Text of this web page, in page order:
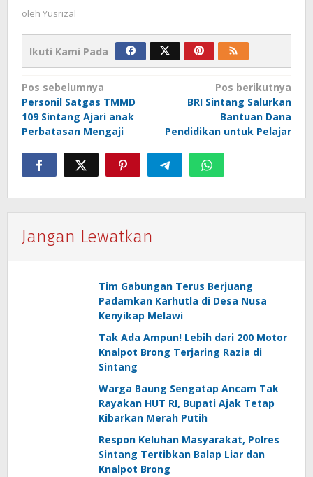
oleh Yusrizal
Ikuti Kami Pada
Navigasi
pos
Pos sebelumnya
Personil Satgas TMMD
109 Sintang Ajari anak
Perbatasan Mengaji
Pos berikutnya
BRI Sintang Salurkan
Bantuan Dana
Pendidikan untuk Pelajar
Jangan Lewatkan
Tim Gabungan Terus Berjuang
Padamkan Karhutla di Desa Nusa
Kenyikap Melawi
Tak Ada Ampun! Lebih dari 200 Motor
Knalpot Brong Terjaring Razia di
Sintang
Warga Baung Sengatap Ancam Tak
Rayakan HUT RI, Bupati Ajak Tetap
Kibarkan Merah Putih
Respon Keluhan Masyarakat, Polres
Sintang Tertibkan Balap Liar dan
Knalpot Brong